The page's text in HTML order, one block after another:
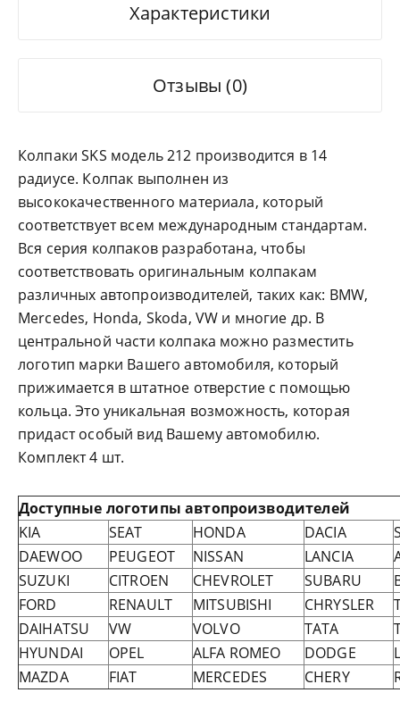
Характеристики
Отзывы (0)
Колпаки SKS модель 212 производится в 14
радиусе. Колпак выполнен из
высококачественного материала, который
соответствует всем международным стандартам.
Вся серия колпаков разработана, чтобы
соответствовать оригинальным колпакам
различных автопроизводителей, таких как: BMW,
Mercedes, Honda, Skoda, VW и многие др. В
центральной части колпака можно разместить
логотип марки Вашего автомобиля, который
прижимается в штатное отверстие с помощью
кольца. Это уникальная возможность, которая
придаст особый вид Вашему автомобилю.
Комплект 4 шт.
Доступные логотипы автопроизводителей
KIA
SEAT HONDA DACIA
DAEWOO
PEUGEOT NISSAN LANCIA
SUZUKI
CITROEN CHEVROLET SUBARU
FORD
RENAULT MITSUBISHI CHRYSLER
DAIHATSU
VW VOLVO TATA
HYUNDAI
OPEL ALFA ROMEO DODGE
MAZDA
FIAT MERCEDES CHERY